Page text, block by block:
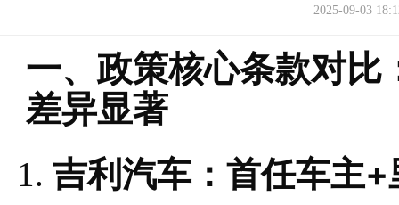
2025-09-03
一、政策核心条款对
差异显著
吉利汽车：首任车主